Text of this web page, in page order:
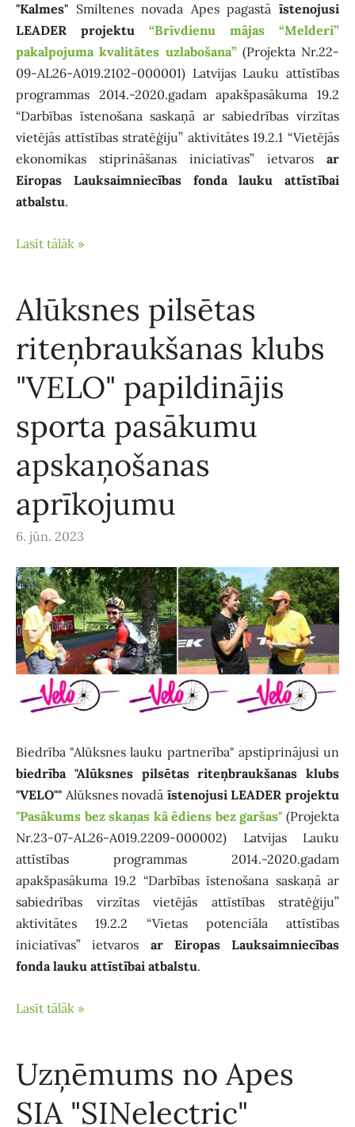
"Kalmes" Smiltenes novada Apes pagastā īstenojusi
LEADER projektu “Brīvdienu mājas “Melderi”
pakalpojuma kvalitātes uzlabošana”(Projekta Nr.22-
09-AL26-A019.2102-000001) Latvijas Lauku attīstības
programmas 2014.-2020.gadam apakšpasākuma 19.2
“Darbības īstenošana saskaņā ar sabiedrības virzītas
vietējās attīstības stratēģiju” aktivitātes 19.2.1 “Vietējās
ekonomikas stiprināšanas iniciatīvas” ietvaros ar
Eiropas Lauksaimniecības fonda lauku attīstībai
atbalstu.
Lasīt tālāk »
Alūksnes pilsētas
riteņbraukšanas klubs
"VELO" papildinājis
sporta pasākumu
apskaņošanas
aprīkojumu
6. jūn. 2023
Biedrība "Alūksnes lauku partnerība" apstiprinājusi un
biedrība "Alūksnes pilsētas riteņbraukšanas klubs
"VELO"" Alūksnes novadā īstenojusi LEADER projektu
"Pasākums bez skaņas kā ēdiens bez garšas" (Projekta
Nr.23-07-AL26-A019.2209-000002) Latvijas Lauku
attīstības programmas 2014.-2020.gadam
apakšpasākuma 19.2 “Darbības īstenošana saskaņā ar
sabiedrības virzītas vietējās attīstības stratēģiju”
aktivitātes 19.2.2 “Vietas potenciāla attīstības
iniciatīvas” ietvaros ar Eiropas Lauksaimniecības
fonda lauku attīstībai atbalstu.
Lasīt tālāk »
Uzņēmums no Apes
SIA "SINelectric"